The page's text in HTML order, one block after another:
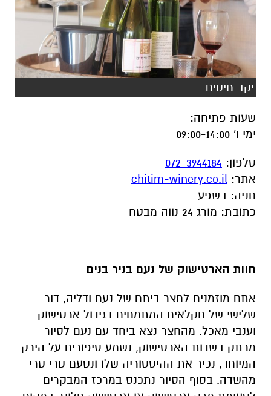
יקב חיטים
שעות פתיחה:
ימי ו' 09:00-14:00
טלפון:
072-3944184
אתר:
chitim-winery.co.il
חניה: בשפע
כתובת: מורג 24 נווה מבטח
חוות הארטישוק של נעם בניר בנים
אתם מוזמנים לחצר ביתם של נעם ודליה, דור
שלישי של חקלאים המתמחים בגידול ארטישוק
וענבי מאכל. מהחצר נצא ביחד עם נעם לסיור
מרתק בשדות הארטישוק, נשמע סיפורים על הירק
המיוחד, נכיר את ההיסטוריה שלו ונטעם טרי טרי
מהשדה. בסוף הסיור נתכנס במרכז המבקרים